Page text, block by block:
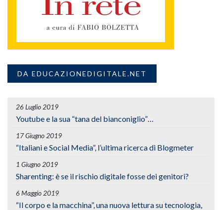
DA EDUCAZIONEDIGITALE.NET
26 Luglio 2019
Youtube e la sua “tana del bianconiglio”…
17 Giugno 2019
“Italiani e Social Media”, l’ultima ricerca di Blogmeter
1 Giugno 2019
Sharenting: è se il rischio digitale fosse dei genitori?
6 Maggio 2019
“Il corpo e la macchina”, una nuova lettura su tecnologia,